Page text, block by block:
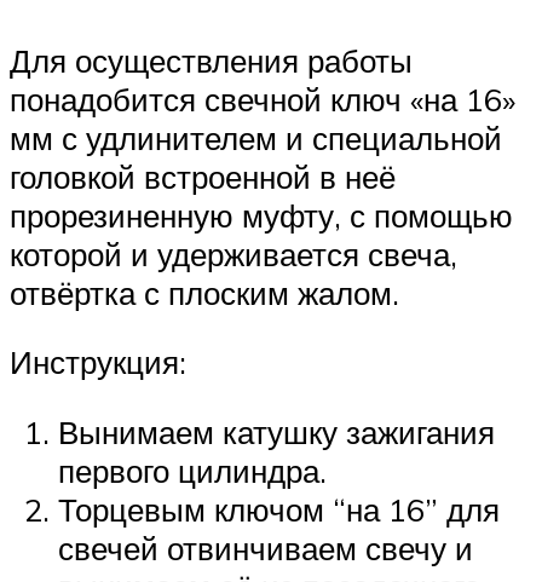
Для осуществления работы
понадобится свечной ключ «на 16»
мм с удлинителем и специальной
головкой встроенной в неё
прорезиненную муфту, с помощью
которой и удерживается свеча,
отвёртка с плоским жалом.
Инструкция:
Вынимаем катушку зажигания
первого цилиндра.
Торцевым ключом “на 16” для
свечей отвинчиваем свечу и